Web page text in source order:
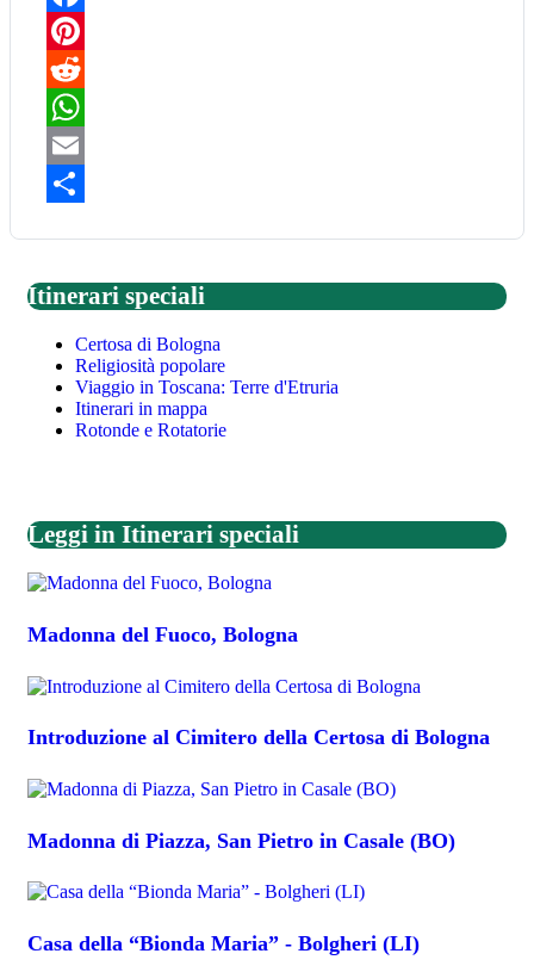
Facebook
Pinterest
Reddit
WhatsApp
Email
Itinerari speciali
Certosa di Bologna
Religiosità popolare
Viaggio in Toscana: Terre d'Etruria
Itinerari in mappa
Rotonde e Rotatorie
Leggi in Itinerari speciali
Madonna del Fuoco, Bologna
Introduzione al Cimitero della Certosa di Bologna
Madonna di Piazza, San Pietro in Casale (BO)
Casa della “Bionda Maria” - Bolgheri (LI)